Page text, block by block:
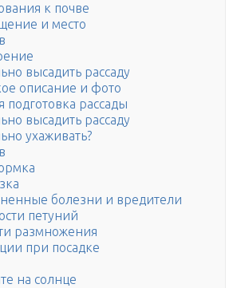
к почве
и место
высадить рассаду
описание и фото
подготовка рассады
высадить рассаду
ухаживать?
болезни и вредители
петуний
размножения
при посадке
на солнце